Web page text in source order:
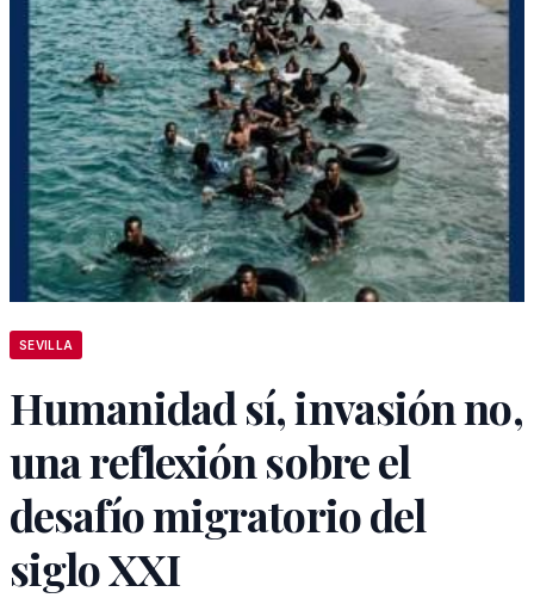
SEVILLA
Humanidad sí, invasión no,
una reflexión sobre el
desafío migratorio del
siglo XXI